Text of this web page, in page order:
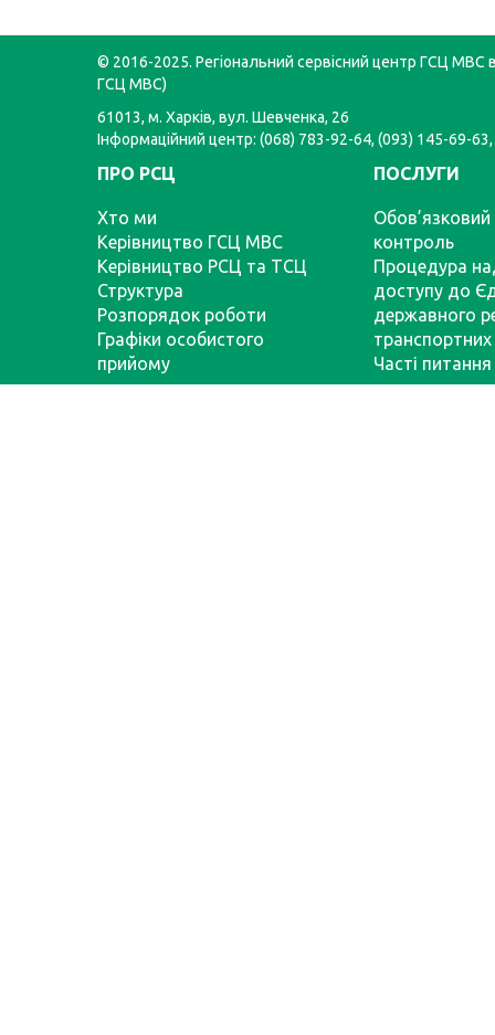
© 2016-2025. Регіональний сервісний центр ГСЦ МВС в
ГСЦ МВС)
61013, м. Харків, вул. Шевченка, 26
Інформаційний центр: (068) 783-92-64, (093) 145-69-
ПРО РСЦ
Хто ми
Керівництво ГСЦ МВС
Керівництво РСЦ та ТСЦ
Структура
Розпорядок роботи
Графіки особистого
прийому
ПОСЛУГИ
Обов’язковий
контроль
Процедура
доступу до
державного
транспортних
Часті питання